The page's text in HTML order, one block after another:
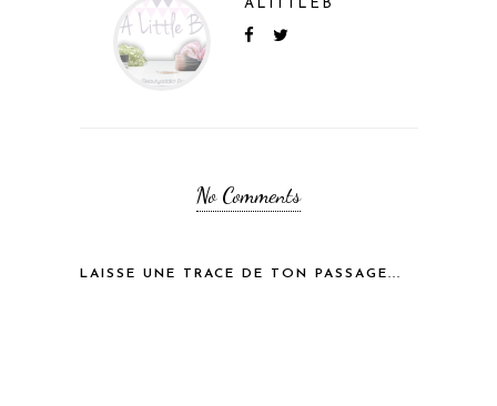
ALITTLEB
No Comments
LAISSE UNE TRACE DE TON PASSAGE...